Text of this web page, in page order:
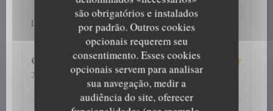
são obrigatórios e instalados
por padrão. Outros cookies
opcionais requerem seu
consentimento. Esses cookies
opcionais servem para analisar
sua navegação, medir a
audiência do site, oferecer
La planche apéritive
Colette
2026-08-06 - 12:30 - guests 4
ambience:5/5 menu: 5/5 quality_price